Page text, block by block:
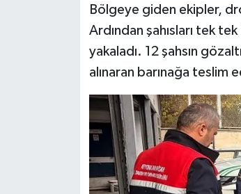
Bölgeye giden ekipler,
Ardından şahısları tek
yakaladı. 12 şahsın
alınaran barınağa teslim